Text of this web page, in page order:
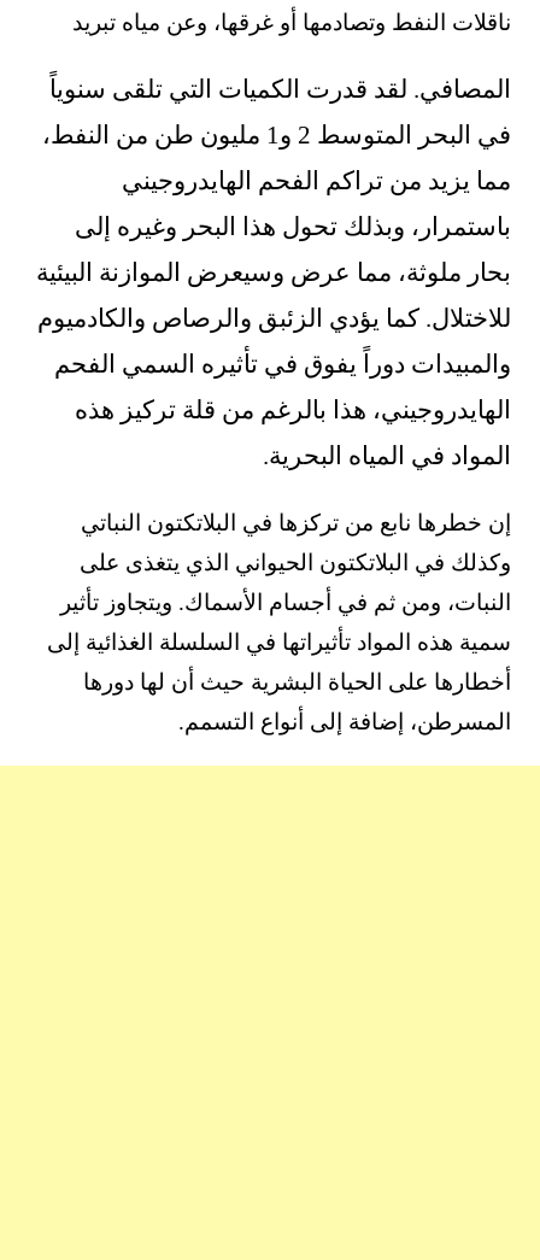
ناقلات النفط وتصادمها أو غرقها، وعن مياه تبريد
المصافي. لقد قدرت الكميات التي تلقى سنوياً
في البحر المتوسط 2 و1 مليون طن من النفط،
مما يزيد من تراكم الفحم الهايدروجيني
باستمرار، وبذلك تحول هذا البحر وغيره إلى
بحار ملوثة، مما عرض وسيعرض الموازنة البيئية
للاختلال. كما يؤدي الزئبق والرصاص والكادميوم
والمبيدات دوراً يفوق في تأثيره السمي الفحم
الهايدروجيني، هذا بالرغم من قلة تركيز هذه
المواد في المياه البحرية.
إن خطرها نابع من تركزها في البلاتكتون النباتي
وكذلك في البلاتكتون الحيواني الذي يتغذى على
النبات، ومن ثم في أجسام الأسماك. ويتجاوز تأثير
سمية هذه المواد تأثيراتها في السلسلة الغذائية إلى
أخطارها على الحياة البشرية حيث أن لها دورها
المسرطن، إضافة إلى أنواع التسمم.